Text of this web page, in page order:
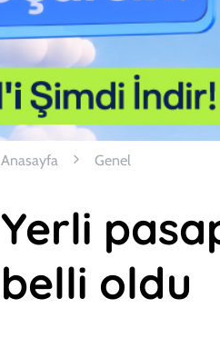
Anasayfa Genel
Yerli
belli oldu